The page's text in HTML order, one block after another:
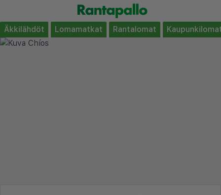
Äkkilähdöt Lomamatkat Rantalomat